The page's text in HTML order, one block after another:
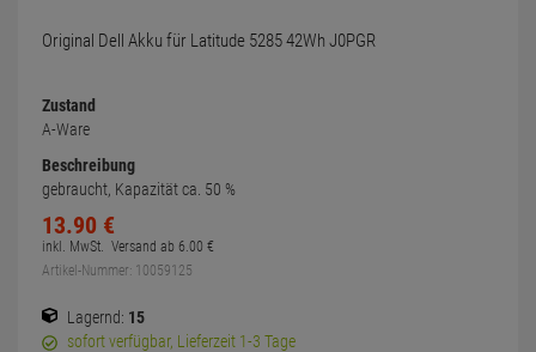
Original Dell Akku für Latitude 5285 42Wh J0PGR
Zustand
A-Ware
Beschreibung
gebraucht, Kapazität ca. 50 %
13.90 €
inkl. MwSt. Versand ab 6.00 €
Artikel-Nummer: 10059125
Lagernd: 15
sofort verfügbar, Lieferzeit 1-3 Tage